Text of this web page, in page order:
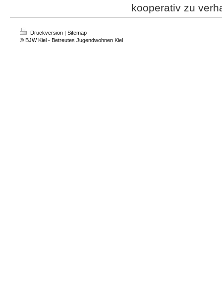
kooperativ zu
Druckversion | Sitemap
© BJW Kiel - Betreutes Jugendwohnen Kiel